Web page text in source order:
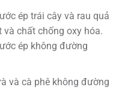
ép trái cây và rau quả
chất chống oxy hóa.
ép không đường
và cà phê không đường